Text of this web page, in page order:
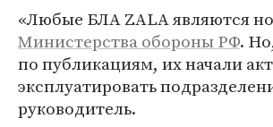
«Любые БЛА ZALA являются
Министерства обороны РФ.
по публикациям, их начали
эксплуатировать
руководитель.